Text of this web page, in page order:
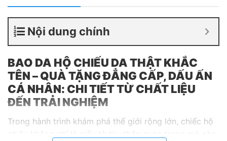
Nội dung chính
BAO DA HỘ CHIẾU DA THẬT KHẮC
TÊN – QUÀ TẶNG ĐẲNG CẤP, DẤU ẤN
CÁ NHÂN: CHI TIẾT TỪ CHẤT LIỆU
ĐẾN TRẢI NGHIỆM
Trong hành trình khám phá thế giới rộng lớn, chiếc hộ
chiếu không chỉ là giấy tờ tùy thân quan trọng mà còn